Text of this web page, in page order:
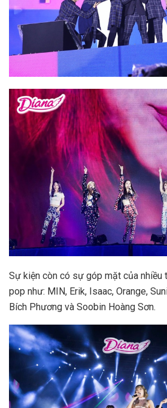
Sự kiện còn có sự góp mặt của nhiều
pop như: MIN, Erik, Isaac, Orange,
Bích Phương và Soobin Hoàng Sơn.